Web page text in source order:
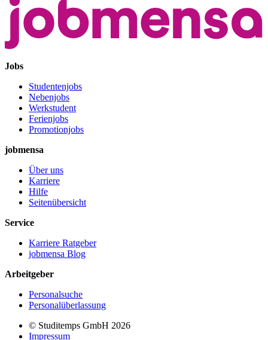
Jobs
Studentenjobs
Nebenjobs
Werkstudent
Ferienjobs
Promotionjobs
jobmensa
Über uns
Karriere
Hilfe
Seitenübersicht
Service
Karriere Ratgeber
jobmensa Blog
Arbeitgeber
Personalsuche
Personalüberlassung
© Studitemps GmbH 2026
Impressum